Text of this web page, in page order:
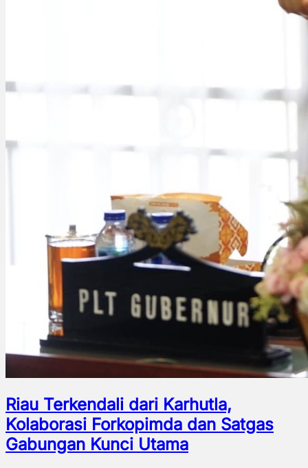
Riau Terkendali dari Karhutla,
Kolaborasi Forkopimda dan Satgas
Gabungan Kunci Utama